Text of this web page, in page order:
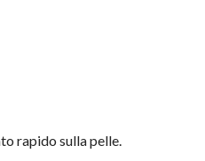
rapido sulla pelle.